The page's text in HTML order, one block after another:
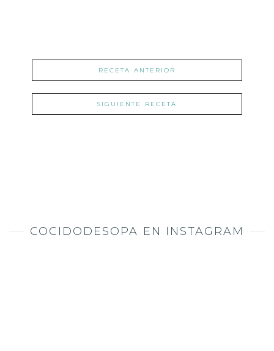
RECETA ANTERIOR
SIGUIENTE RECETA
COCIDODESOPA EN INSTAGRAM